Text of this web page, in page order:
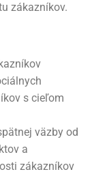
zákazníkov.
s cieľom
väzby od
a
zákazníkov